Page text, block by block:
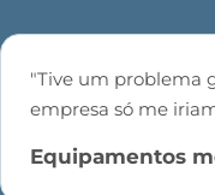
"Tive um problema
empresa só me
Equipamentos